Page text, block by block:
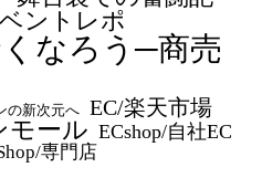
ントレポ
なろう─商売
の新次元へ EC/楽天市場
モール ECshop/自社EC
専門店